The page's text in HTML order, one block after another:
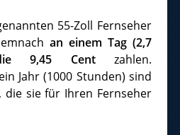
55-Zoll Fernseher
an einem Tag (2,7
9,45 Centzahlen.
Jahr (1000 Stunden) sind
die sie für Ihren Fernseher